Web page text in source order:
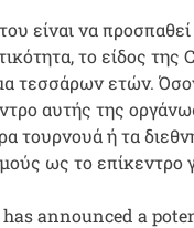
είναι να
το είδος
τεσσάρων ετών.
αυτής της
τουρνουά ή τα
ως το επίκεντρο
has announced a